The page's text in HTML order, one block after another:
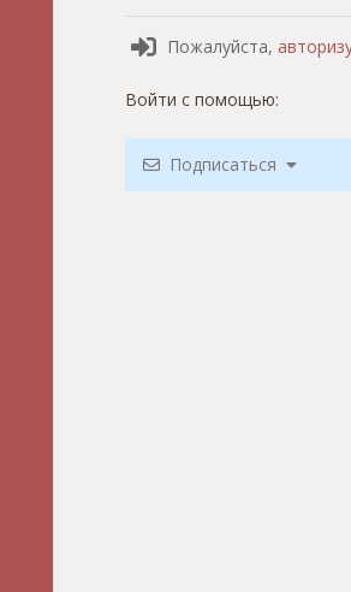
Пожалуйста,
Войти с помощью:
Подписаться